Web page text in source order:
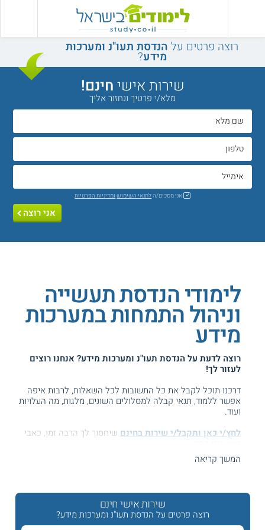
רוצה פרטים על הנדסת תעו"נ ומערכות
מידע?
שירות אישיחינם!
מלא/י פרטיך ונחזור אליך
אני מסכים/הלתנאי השימוש ומדיניות הפרטיות
אני רוצה
לימודי הנדסת תעשייה
וניהול התמחות במערכות
מידע
רוצה לדעת על הנדסת תעו"נ ומערכות מידע? אנחנו רוצים
לעזור לך!
דרכנו תוכל לקבל את כל התשובות לכל השאלות, לרבות איפה
אפשר ללמוד, תנאי קבלה למסלולים השונים, מלגות, מה העלויות
ועוד.
לחץ/י כאן ותקבל/י שירות בחינם שיחסוך לך הרבה זמן, כאבי
המידע באתר הועיל ל87% מהגולשים.המשך קריאה
שירות אישי חינם
רוצה פרטים על הנדסת תעו"נ ומערכות מידע?